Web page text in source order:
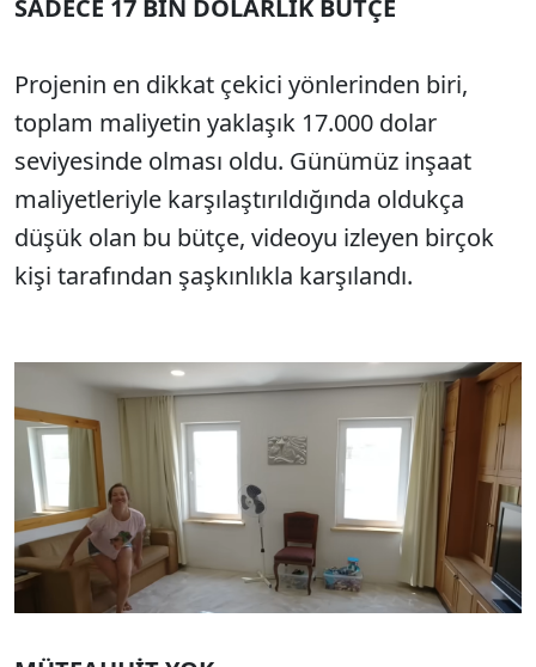
SADECE 17 BİN DOLARLIK BÜTÇE
Projenin en dikkat çekici yönlerinden biri,
toplam maliyetin yaklaşık 17.000 dolar
seviyesinde olması oldu. Günümüz inşaat
maliyetleriyle karşılaştırıldığında oldukça
düşük olan bu bütçe, videoyu izleyen birçok
kişi tarafından şaşkınlıkla karşılandı.